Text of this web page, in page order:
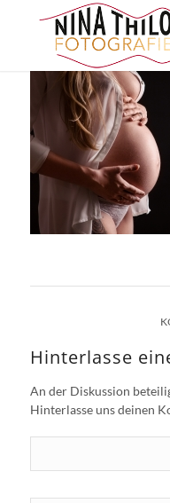
Hinterlasse
An der Diskussion
Hinterlasse uns deinen